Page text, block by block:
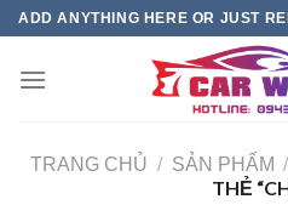
Chuyển
phần
ADD ANYTHING HERE OR JUST
TRANG CHỦ / SẢN PHẨM /
THẺ